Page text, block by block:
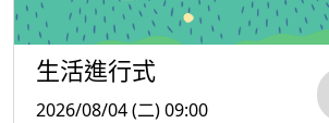
生活進行式
2026/08/04 (二) 09:00